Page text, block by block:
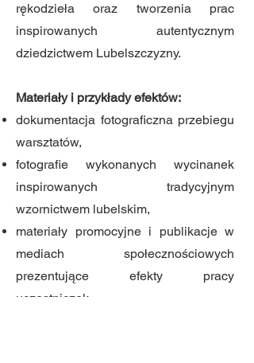
rękodzieła oraz tworzenia prac
inspirowanych autentycznym
dziedzictwem Lubelszczyzny.
Materiały i przykłady efektów:
dokumentacja fotograficzna przebiegu
warsztatów,
fotografie wykonanych wycinanek
inspirowanych tradycyjnym
wzornictwem lubelskim,
materiały promocyjne i publikacje w
mediach społecznościowych
prezentujące efekty pracy
uczestniczek.